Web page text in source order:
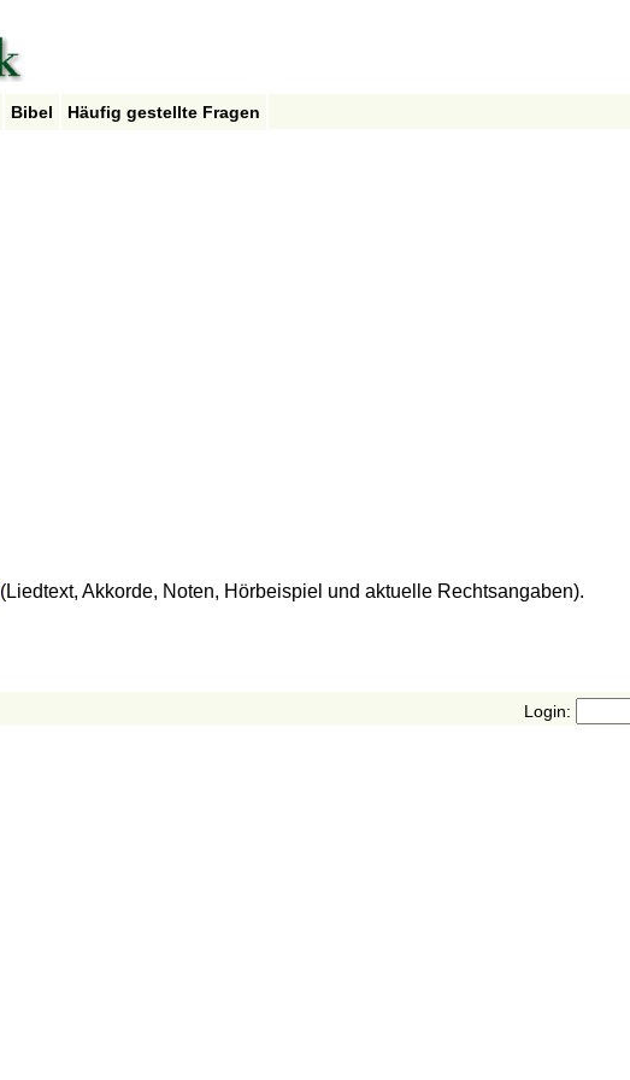
Bibel Häufig gestellte Fragen
(Liedtext, Akkorde, Noten, Hörbeispiel und aktuelle Rechtsangaben).
Login: